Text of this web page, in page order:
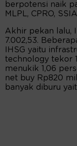
berpotensi naik
MLPL, CPRO,
Akhir pekan lalu,
7.002,53.
IHSG yaitu
technology tekor
menukik 1,06
net buy Rp820
banyak diburu